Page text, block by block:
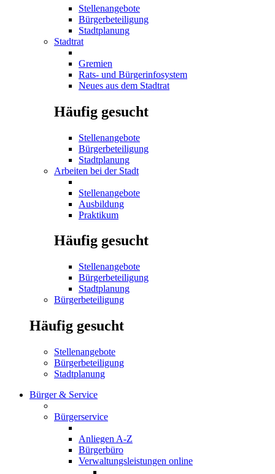
Stellenangebote
Bürgerbeteiligung
Stadtplanung
Stadtrat
Gremien
Rats- und Bürgerinfosystem
Neues aus dem Stadtrat
Häufig gesucht
Stellenangebote
Bürgerbeteiligung
Stadtplanung
Arbeiten bei der Stadt
Stellenangebote
Ausbildung
Praktikum
Häufig gesucht
Stellenangebote
Bürgerbeteiligung
Stadtplanung
Bürgerbeteiligung
Häufig gesucht
Stellenangebote
Bürgerbeteiligung
Stadtplanung
Bürger & Service
Bürgerservice
Anliegen A-Z
Bürgerbüro
Verwaltungsleistungen online